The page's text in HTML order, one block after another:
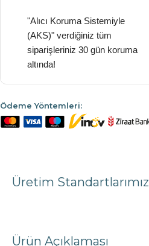
"Alıcı Koruma Sistemiyle
(AKS)" verdiğiniz tüm
siparişleriniz 30 gün koruma
altında!
Ödeme Yöntemleri:
Ürün Açıklaması
Üretim Standartlarımız